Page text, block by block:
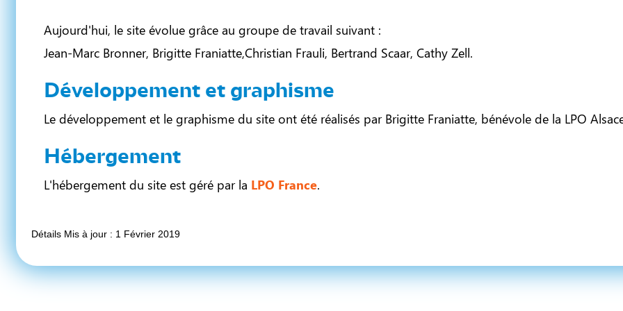
Aujourd'hui, le site évolue grâce au groupe de travail suivant :
Jean-Marc Bronner, Brigitte Franiatte,Christian Frauli, Bertrand Scaar, Cathy Zell.
Développement et graphisme
Le développement et le graphisme du site ont été réalisés par Brigitte Franiatte, bénévole de la LPO
Hébergement
L'hébergement du site est géré par la LPO France.
Détails Mis à jour : 1 Février 2019